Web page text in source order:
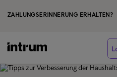
ZAHLUNGSERINNERUNG ERHALTEN?